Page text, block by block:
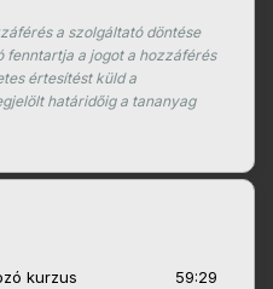
a szolgáltató döntése
fenntartja a jogot a hozzáférés
értesítést küld a
határidőig a tananyag
kurzus
59:29